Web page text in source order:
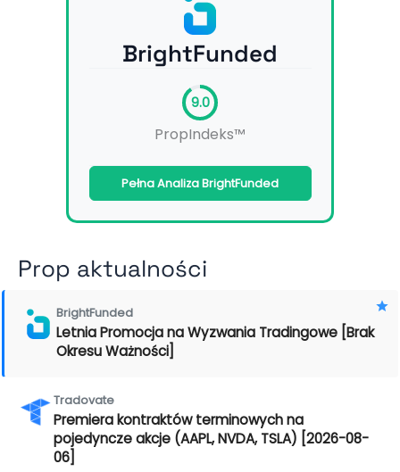
BrightFunded
9.0
PropIndeks™
Pełna Analiza BrightFunded
Prop aktualności
BrightFunded
Letnia Promocja na Wyzwania Tradingowe [Brak
Okresu Ważności]
Tradovate
Premiera kontraktów terminowych na
pojedyncze akcje (AAPL, NVDA, TSLA) [2026-08-
06]